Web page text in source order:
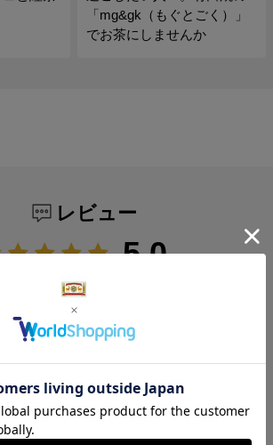
「mg&gk（もぐとごく）」
でお茶にしませんか
レビュー
5.0
レビュー件数：